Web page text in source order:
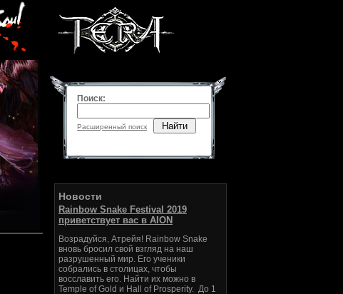
Поиск:
Расширенный поиск Найти
Новости
Rainbow Snake Festival 2019
приветствует вас в AION
Возрадуйся, Атрейя! Rainbow Snake
вновь бросил свой взгляд на наш
разрушенный мир. Его ученики
собрались в столицах, чтобы
восславить его. Найти их можно в
Temple of Gold и Hall of Prosperity. До 1